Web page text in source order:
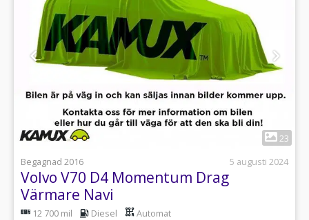
23
Begagnad 2016
5 augusti 2024
Volvo V70 D4 Momentum Drag
Värmare Navi
12 700 mil Diesel Automat